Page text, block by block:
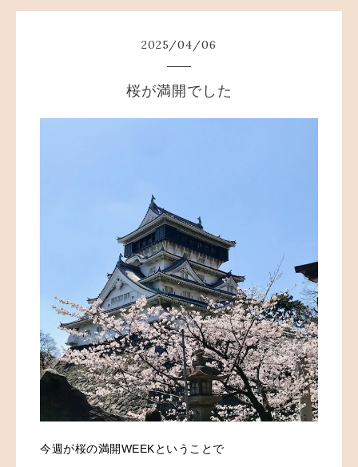
2025/04/06
桜が満開でした
今週が桜の満開WEEKということで